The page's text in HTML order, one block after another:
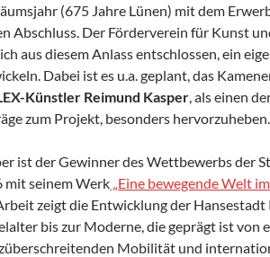
(675 Jahre Lünen) mit dem
Abschluss. Der Förderverein für Kunst
aus diesem Anlass entschlossen, ein
Dabei ist es u.a. geplant, das
Künstler Reimund Kasper , als einen
zum Projekt, besonders hervorzuheben.
ist der Gewinner des Wettbewerbs der
mit seinem Werk „Eine bewegende Welt
zeigt die Entwicklung der Hansestadt
bis zur Moderne, die geprägt ist von
Mobilität und